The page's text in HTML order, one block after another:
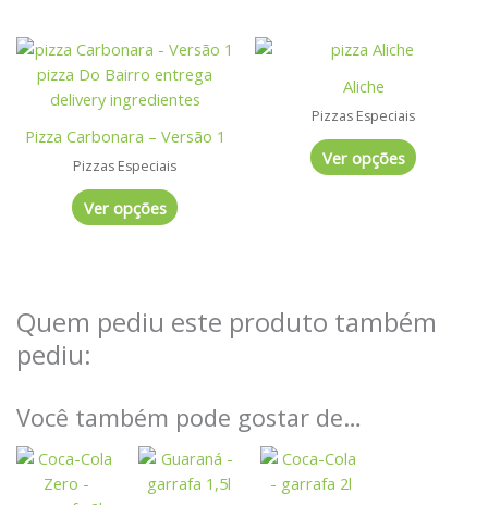
escolhidas
na
página
do
produto
escolhidas
na
página
do
produto
Pizza Carbonara – Versão 1
Pizzas Especiais
Ver opções
Este
produto
tem
variantes.
As
opções
podem
página
Aliche
Pizzas Especiais
Ver opções
Este
tem
várias
variantes.
As
página
Quem pediu este produto também
pediu:
Você também pode gostar de…